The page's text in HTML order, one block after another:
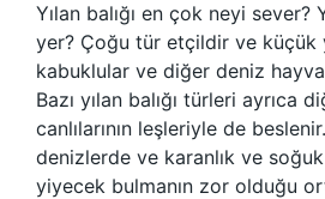
Yılan balığı en çok neyi sever?
yer? Çoğu tür etçildir ve küçük
kabuklular ve diğer deniz
Bazı yılan balığı türleri ayrıca
canlılarının leşleriyle de
denizlerde ve karanlık ve
yiyecek bulmanın zor olduğu